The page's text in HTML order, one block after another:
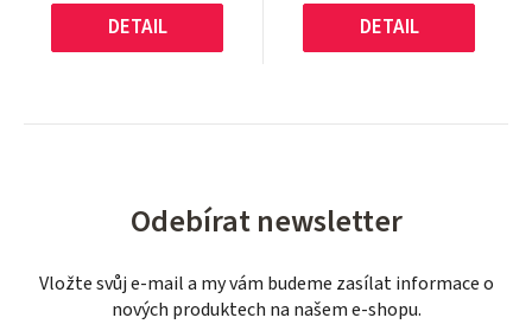
cena:
DETAIL
cena:
DETAIL
Odebírat newsletter
Vložte svůj e-mail a my vám budeme zasílat informace o
nových produktech na našem e-shopu.